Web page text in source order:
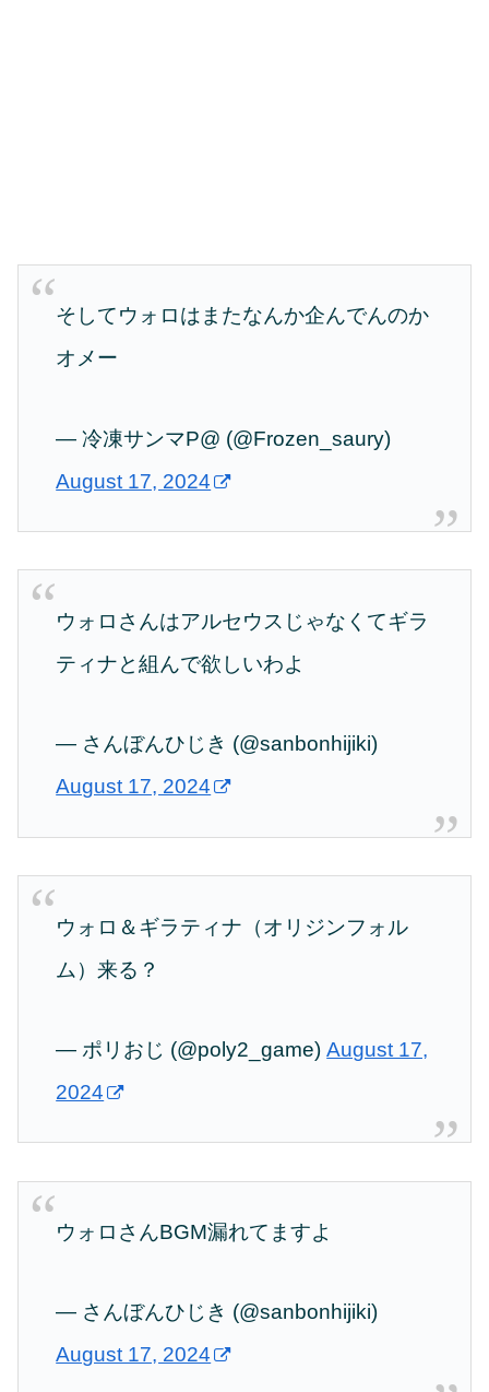
そしてウォロはまたなんか企んでんのか
オメー
— 冷凍サンマP@ (@Frozen_saury)
August 17, 2024
ウォロさんはアルセウスじゃなくてギラ
ティナと組んで欲しいわよ
— さんぼんひじき (@sanbonhijiki)
August 17, 2024
ウォロ＆ギラティナ（オリジンフォル
ム）来る？
— ポリおじ (@poly2_game)August 17,
2024
ウォロさんBGM漏れてますよ
— さんぼんひじき (@sanbonhijiki)
August 17, 2024